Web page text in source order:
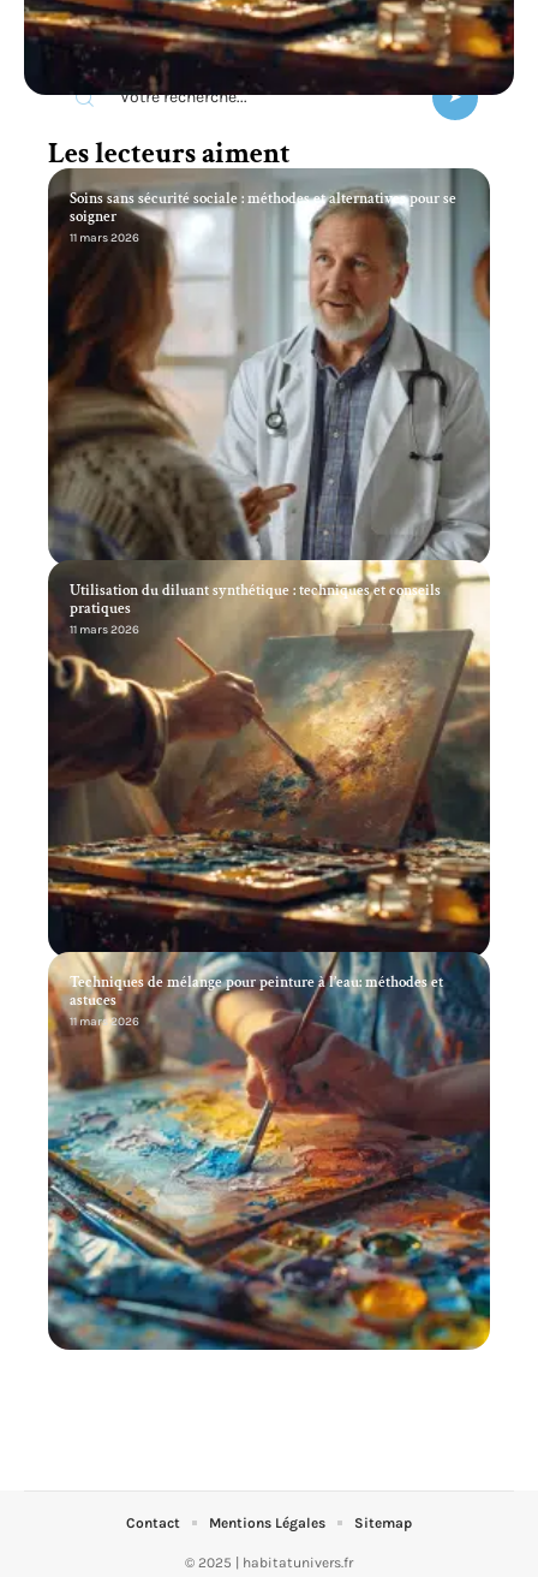
Utilisation du diluant synthétique :
techniques et conseils pratiques
11 mars 2026
Recherche
Les lecteurs aiment
Soins sans sécurité sociale : méthodes et alternatives pour se
soigner
11 mars 2026
Utilisation du diluant synthétique : techniques et conseils
pratiques
11 mars 2026
Techniques de mélange pour peinture à l’eau: méthodes et
astuces
11 mars 2026